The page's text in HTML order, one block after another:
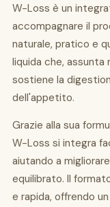
W-Loss è un
accompagnare il
naturale, pratico e
liquida che,
sostiene la
dell'appetito.
Grazie alla sua
W-Loss si integra
aiutando a
equilibrato. Il
e rapida, offrendo